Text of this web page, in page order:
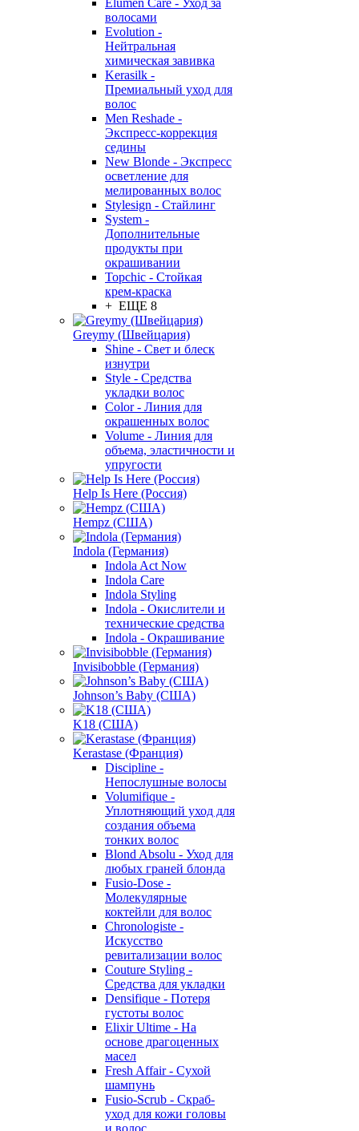
Elumen Care - Уход за
волосами
Evolution -
Нейтральная
химическая завивка
Kerasilk -
Премиальный уход для
волос
Men Reshade -
Экспресс-коррекция
седины
New Blonde - Экспресс
осветление для
мелированных волос
Stylesign - Стайлинг
System -
Дополнительные
продукты при
окрашивании
Topchic - Стойкая
крем-краска
+ ЕЩЕ 8
Greymy (Швейцария)
Shine - Свет и блеск
изнутри
Style - Средства
укладки волос
Color - Линия для
окрашенных волос
Volume - Линия для
объема, эластичности и
упругости
Help Is Here (Россия)
Hempz (США)
Indola (Германия)
Indola Act Now
Indola Care
Indola Styling
Indola - Окислители и
технические средства
Indola - Окрашивание
Invisibobble (Германия)
Johnson’s Baby (США)
K18 (США)
Kerastase (Франция)
Discipline -
Непослушные волосы
Volumifique -
Уплотняющий уход для
создания объема
тонких волос
Blond Absolu - Уход для
любых граней блонда
Fusio-Dose -
Молекулярные
коктейли для волос
Chronologiste -
Искусство
ревитализации волос
Couture Styling -
Средства для укладки
Densifique - Потеря
густоты волос
Elixir Ultime - На
основе драгоценных
масел
Fresh Affair - Сухой
шампунь
Fusio-Scrub - Скраб-
уход для кожи головы
и волос